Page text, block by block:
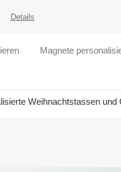
Details
Magnete
Weihnachtstassen und